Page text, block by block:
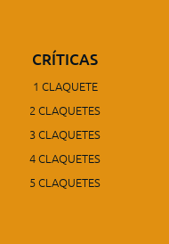
CRÍTICAS
1 CLAQUETE
2 CLAQUETES
3 CLAQUETES
4 CLAQUETES
5 CLAQUETES